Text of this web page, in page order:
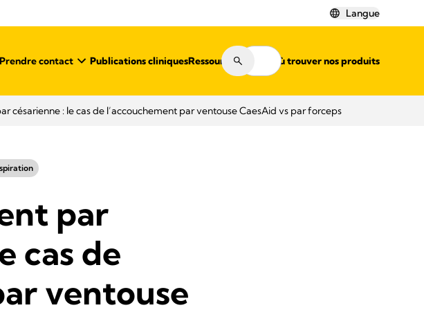
Langue
Prendre contact Publications cliniquesRessources Où trouver nos produits
césarienne : le cas de l’accouchement par ventouse CaesAid vs par forceps
par
cas de
ventouse